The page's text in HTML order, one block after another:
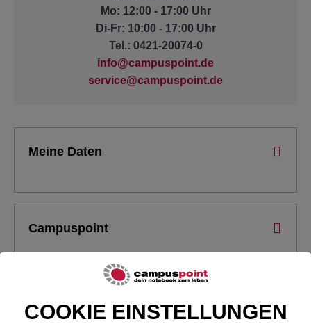
COOKIE EINSTELLUNGEN
Mo: 12:00 - 17:00 Uhr
Di-Fr: 10:00 - 17:00 Uhr
Tel.: 0421-20074-0
info@campuspoint.de
service@campuspoint.de
Meine Daten
Campuspoint
Bestellung